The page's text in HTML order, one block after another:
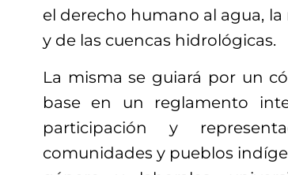
el derecho humano al agua,
y de las cuencas hidrológicas.
La misma se guiará por un
base en un reglamento
participación y
comunidades y pueblos